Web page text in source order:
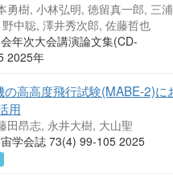
勇樹, 小林弘明, 徳留真一郎, 三
中聡, 澤井秀次郎, 佐藤哲也
年次大会講演論文集(CD-
2025年
の高高度飛行試験(MABE-2)に
用
田昂志, 永井大樹, 大山聖
学会誌 73(4) 99-105 2025